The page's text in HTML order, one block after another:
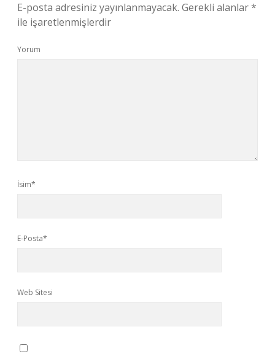
E-posta adresiniz yayınlanmayacak. Gerekli alanlar*
ile işaretlenmişlerdir
Yorum
İsim*
E-Posta*
Web Sitesi